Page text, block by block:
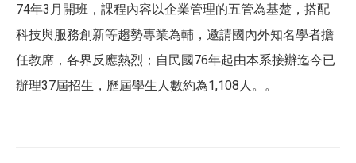
74年3月開班，課程內容以企業管理的五管為基楚，搭配
科技與服務創新等趨勢專業為輔，邀請國內外知名學者擔
任教席，各界反應熱烈；自民國76年起由本系接辦迄今已
辦理37屆招生，歷屆學生人數約為1,108人。。